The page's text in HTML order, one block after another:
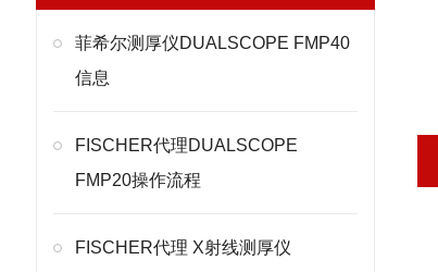
菲希尔测厚仪DUALSCOPE FMP40
信息
FISCHER代理DUALSCOPE
FMP20操作流程
FISCHER代理 X射线测厚仪